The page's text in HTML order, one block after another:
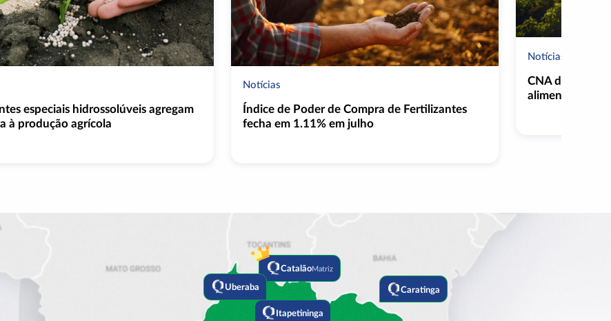
especiais hidrossolúveis agregam
à produção agrícola
Notícias
Índice de Poder de Compra de Fertilizantes
fecha em 1.11% em julho
Notícias
CNA debate
alimentar
CatalãoMatriz
Uberaba
Itapetininga
Caratinga